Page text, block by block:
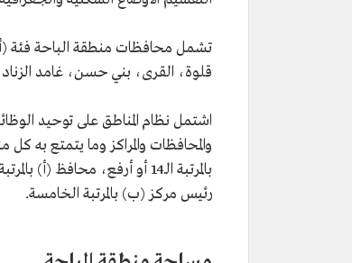
تشمل محافظات منطقة الباحة فئة
قلوة، القرى، بني حسن، غامد الزناد،
اشتمل نظام المناطق على توحيد
والمحافظات والمراكز وما يتمتع به كل
رئيس مركز (ب) بالمرتبة الخامسة.